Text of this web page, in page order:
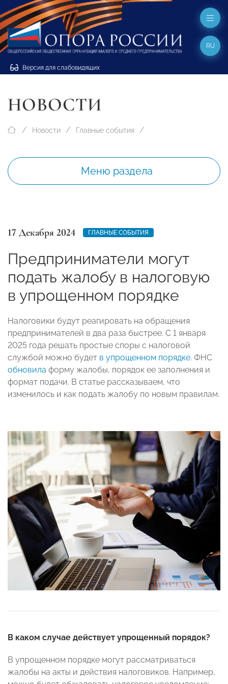
Версия для слабовидящих
RU
НОВОСТИ
Новости Главные события
Меню раздела
17 Декабря 2024 ГЛАВНЫЕ СОБЫТИЯ
Предприниматели могут
подать жалобу в налоговую
в упрощенном порядке
Налоговики будут реагировать на обращения
предпринимателей в два раза быстрее. С 1 января
2025 года решать простые споры с налоговой
службой можно будет в упрощенном порядке. ФНС
обновила форму жалобы, порядок ее заполнения и
формат подачи. В статье рассказываем, что
изменилось и как подать жалобу по новым правилам.
В каком случае действует упрощенный порядок?
В упрощенном порядке могут рассматриваться
жалобы на акты и действия налоговиков. Например,